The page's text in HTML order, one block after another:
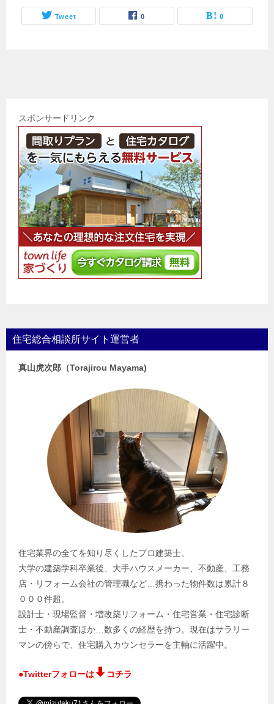
Tweet 0 0
スポンサードリンク
住宅総合相談所サイト運営者
真山虎次郎（Torajirou Mayama)
住宅業界の全てを知り尽くしたプロ建築士。
大学の建築学科卒業後、大手ハウスメーカー、不動産、工務
店・リフォーム会社の管理職など…携わった物件数は累計８
０００件超。
設計士・現場監督・増改築リフォーム・住宅営業・住宅診断
士・不動産調査ほか…数多くの経歴を持つ。現在はサラリー
マンの傍らで、住宅購入カウンセラーを主軸に活躍中。
●Twitterフォローは コチラ